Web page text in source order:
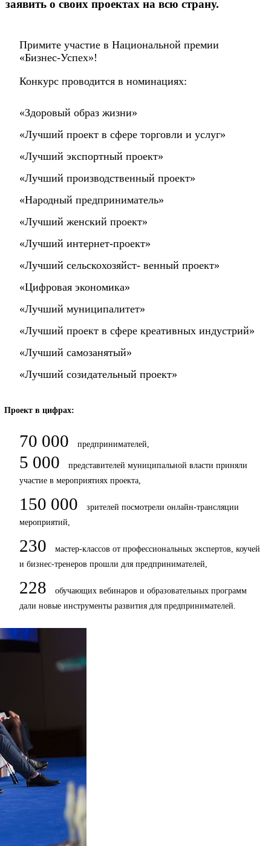
заявить о своих проектах на всю страну.
Примите участие в Национальной премии
«Бизнес-Успех»!
Конкурс проводится в номинациях:
«Здоровый образ жизни»
«Лучший проект в сфере торговли и услуг»
«Лучший экспортный проект»
«Лучший производственный проект»
«Народный предприниматель»
«Лучший женский проект»
«Лучший интернет-проект»
«Лучший сельскохозяйст- венный проект»
«Цифровая экономика»
«Лучший муниципалитет»
«Лучший проект в сфере креативных индустрий»
«Лучший самозанятый»
«Лучший созидательный проект»
Проект в цифрах:
70 000 предпринимателей,
5 000
представителей муниципальной власти приняли
участие в мероприятиях проекта,
150 000
зрителей посмотрели онлайн-трансляции
мероприятий,
230
мастер-классов от профессиональных экспертов, коучей
и бизнес-тренеров прошли для предпринимателей,
228
обучающих вебинаров и образовательных программ
дали новые инструменты развития для предпринимателей.